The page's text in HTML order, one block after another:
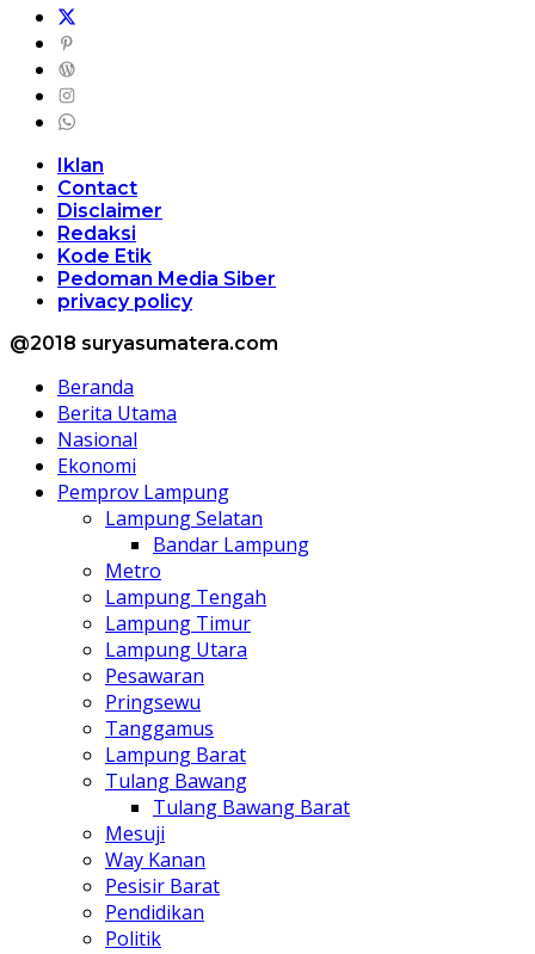
Iklan
Contact
Disclaimer
Redaksi
Kode Etik
Pedoman Media Siber
privacy policy
@2018 suryasumatera.com
Beranda
Berita Utama
Nasional
Ekonomi
Pemprov Lampung
Lampung Selatan
Bandar Lampung
Metro
Lampung Tengah
Lampung Timur
Lampung Utara
Pesawaran
Pringsewu
Tanggamus
Lampung Barat
Tulang Bawang
Tulang Bawang Barat
Mesuji
Way Kanan
Pesisir Barat
Pendidikan
Politik